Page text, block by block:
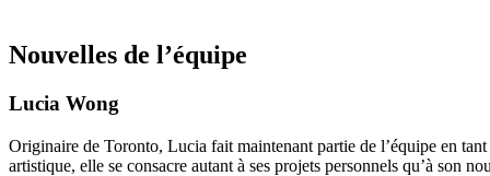
Nouvelles de l’équipe
Lucia Wong
Originaire de Toronto, Lucia fait maintenant partie de l’équipe en
artistique, elle se consacre autant à ses projets personnels qu’à son